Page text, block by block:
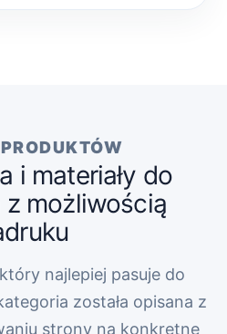
i materiały do
z możliwością
najlepiej pasuje do
została opisana z
strony na konkretne